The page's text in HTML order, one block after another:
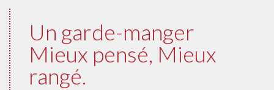
Un garde-manger
Mieux pensé, Mieux
rangé.